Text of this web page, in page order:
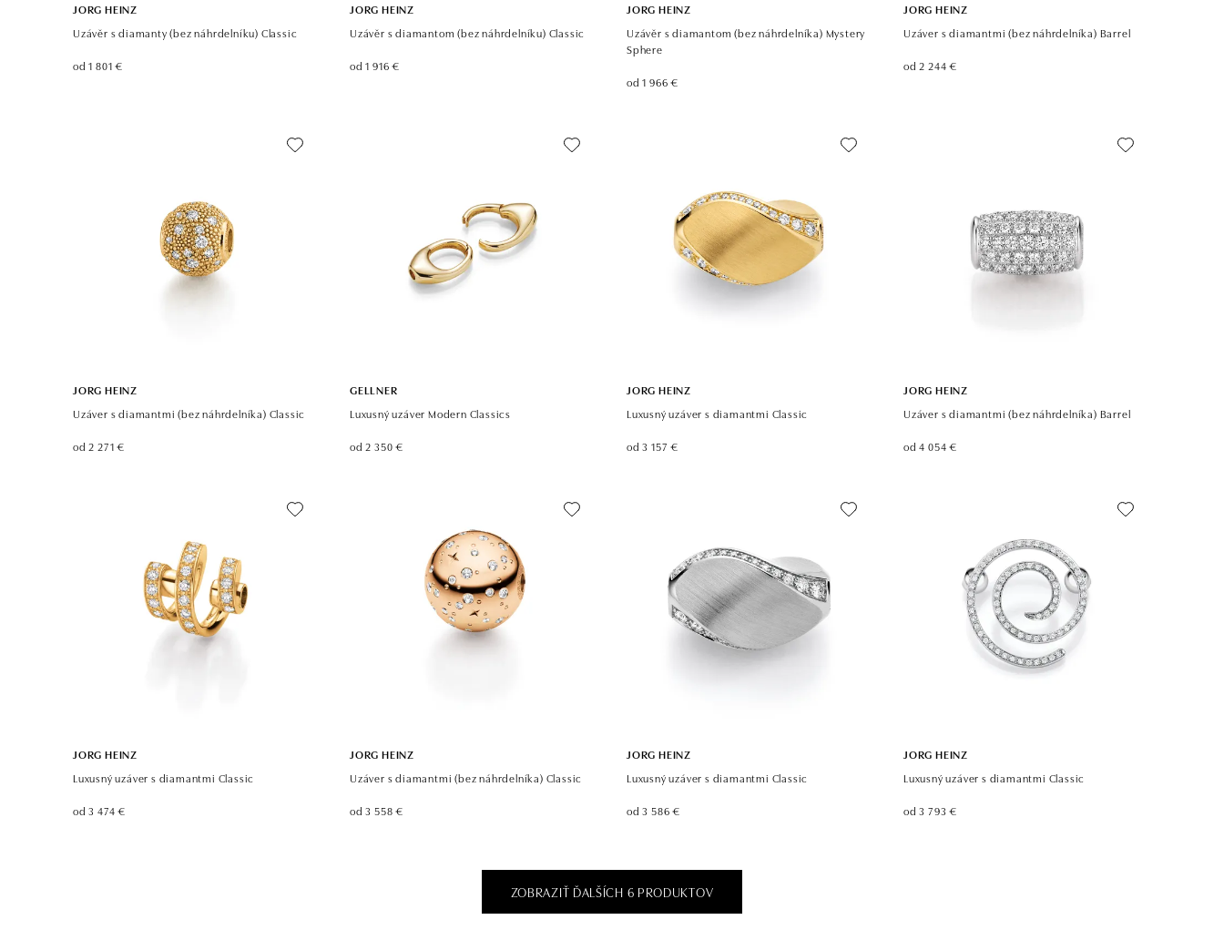
JORG HEINZ
Uzávěr s diamanty (bez náhrdelníku) Classic
od 1 801 €
JORG HEINZ
Uzávěr s diamantom (bez náhrdelníku) Classic
od 1 916 €
JORG HEINZ
Uzávěr s diamantom (bez náhrdelníka) Mystery
Sphere
od 1 966 €
JORG HEINZ
Uzáver s diamantmi (bez náhrdelníka) Barrel
od 2 244 €
JORG HEINZ
Uzáver s diamantmi (bez náhrdelníka) Classic
od 2 271 €
GELLNER
Luxusný uzáver Modern Classics
od 2 350 €
JORG HEINZ
Luxusný uzáver s diamantmi Classic
od 3 157 €
JORG HEINZ
Uzáver s diamantmi (bez náhrdelníka) Barrel
od 4 054 €
JORG HEINZ
Luxusný uzáver s diamantmi Classic
od 3 474 €
JORG HEINZ
Uzáver s diamantmi (bez náhrdelníka) Classic
od 3 558 €
JORG HEINZ
Luxusný uzáver s diamantmi Classic
od 3 586 €
JORG HEINZ
Luxusný uzáver s diamantmi Classic
od 3 793 €
ZOBRAZIŤ ĎALŠÍCH 6 PRODUKTOV